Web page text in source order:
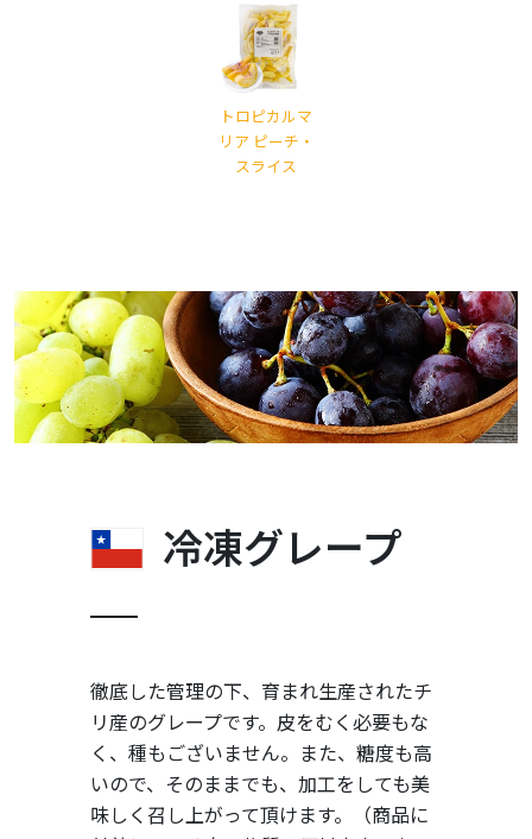
トロピカルマ
リア ピーチ・
スライス
冷凍グレープ
徹底した管理の下、育まれ生産されたチ
リ産のグレープです。皮をむく必要もな
く、種もございません。また、糖度も高
いので、そのままでも、加工をしても美
味しく召し上がって頂けます。（商品に